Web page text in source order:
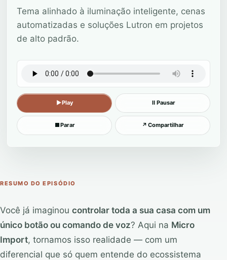
Tema alinhado à iluminação inteligente, cenas
automatizadas e soluções Lutron em projetos
de alto padrão.
▶Play Ⅱ Pausar
■Parar ↗ Compartilhar
RESUMO DO EPISÓDIO
Você já imaginou controlar toda a sua casa com um
único botão ou comando de voz? Aqui na Micro
Import, tornamos isso realidade — com um
diferencial que só quem entende do ecossistema